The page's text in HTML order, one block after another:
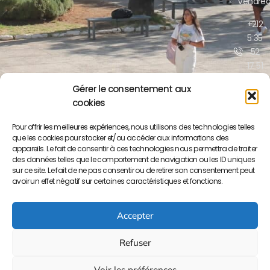
Gérer le consentement aux
cookies
Pour offrir les meilleures expériences, nous utilisons des technologies telles
que les cookies pour stocker et/ou accéder aux informations des
appareils. Le fait de consentir à ces technologies nous permettra de traiter
des données telles que le comportement de navigation ou les ID uniques
sur ce site. Le fait de ne pas consentir ou de retirer son consentement peut
avoir un effet négatif sur certaines caractéristiques et fonctions.
Accepter
Refuser
+212
5 35
52
17 51
Moulay
Youssef
Meknès